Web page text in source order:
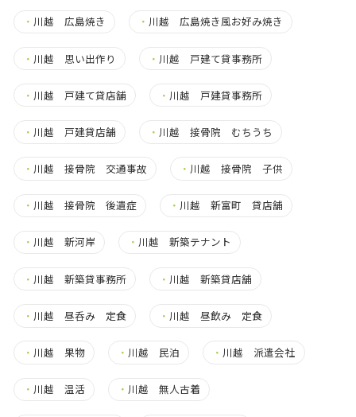
・ 川越 広島焼き ・ 川越 広島焼き風お好み焼き
・ 川越 思い出作り ・ 川越 戸建て貸事務所
・ 川越 戸建て貸店舗 ・ 川越 戸建貸事務所
・ 川越 戸建貸店舗 ・ 川越 接骨院 むちうち
・ 川越 接骨院 交通事故 ・ 川越 接骨院 子供
・ 川越 接骨院 後遺症 ・ 川越 新富町 貸店舗
・ 川越 新河岸 ・ 川越 新築テナント
・ 川越 新築貸事務所 ・ 川越 新築貸店舗
・ 川越 昼呑み 定食 ・ 川越 昼飲み 定食
・ 川越 果物 ・ 川越 民泊 ・ 川越 派遣会社
・ 川越 温活 ・ 川越 無人古着